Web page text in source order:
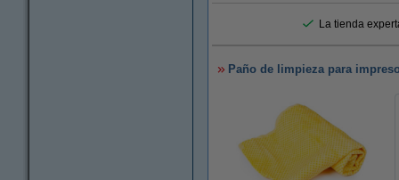
La tienda
Paño de limpieza para